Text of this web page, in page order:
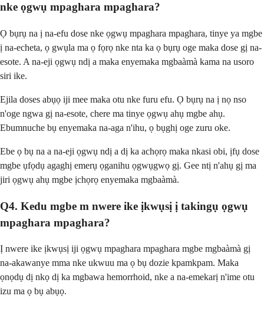
nke ọgwụ mpaghara mpaghara?
Ọ bụrụ na ị na-efu dose nke ọgwụ mpaghara mpaghara, tinye ya mgbe
ị na-echeta, ọ gwụla ma ọ fọrọ nke nta ka ọ bụrụ oge maka dose gị na-
esote. A na-eji ọgwụ ndị a maka enyemaka mgbaàmà kama na usoro
siri ike.
Ejila doses abụọ iji mee maka otu nke furu efu. Ọ bụrụ na ị nọ nso
n'oge ngwa gị na-esote, chere ma tinye ọgwụ ahụ mgbe ahụ.
Ebumnuche bụ enyemaka na-aga n'ihu, ọ bụghị oge zuru oke.
Ebe ọ bụ na a na-eji ọgwụ ndị a dị ka achọrọ maka nkasi obi, ịfụ dose
mgbe ụfọdụ agaghị emerụ ọganihu ọgwụgwọ gị. Gee ntị n'ahụ gị ma
jiri ọgwụ ahụ mgbe ịchọrọ enyemaka mgbaàmà.
Q4. Kedu mgbe m nwere ike ịkwụsị ị takingụ ọgwụ
mpaghara mpaghara?
Ị nwere ike ịkwụsị iji ọgwụ mpaghara mpaghara mgbe mgbaàmà gị
na-akawanye mma nke ukwuu ma ọ bụ dozie kpamkpam. Maka
ọnọdụ dị nkọ dị ka mgbawa hemorrhoid, nke a na-emekarị n'ime otu
izu ma ọ bụ abụọ.